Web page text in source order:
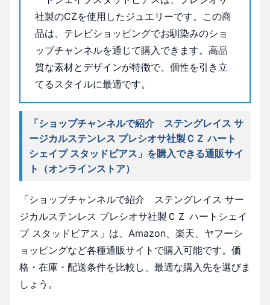
社製のCZを使用したジュエリーです。この商
品は、テレビショッピングでお馴染みのショ
ップチャンネルを通じて購入できます。高品
質な素材とデザインが特徴で、個性を引き立
てるスタイルに最適です。
「ショップチャンネルで紹介 ステングレイス サ
ージカルステンレス プレシオサ社製ＣＺ ハート
シェイプ スタッドピアス」を購入できる通販サイ
ト（オンラインストア）
「ショップチャンネルで紹介 ステングレイス サー
ジカルステンレス プレシオサ社製ＣＺ ハートシェイ
プ スタッドピアス」は、Amazon、楽天、ヤフーシ
ョッピングなど各種通販サイトで購入可能です。価
格・在庫・配送条件を比較し、最適な購入先を選びま
しょう。